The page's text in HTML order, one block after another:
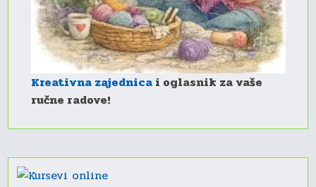
Kreativna zajednicai oglasnik za vaše
ručne radove!